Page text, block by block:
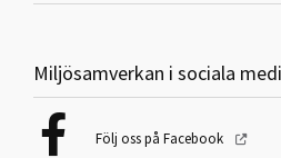
Miljösamverkan i sociala
Följ oss på Facebook